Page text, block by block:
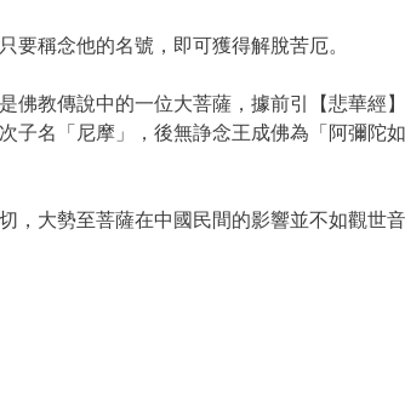
稱念他的名號，即可獲得解脫苦厄。
佛教傳說中的一位大菩薩，據前引【悲華經
子名「尼摩」，後無諍念王成佛為「阿彌陀如
，大勢至菩薩在中國民間的影響並不如觀世